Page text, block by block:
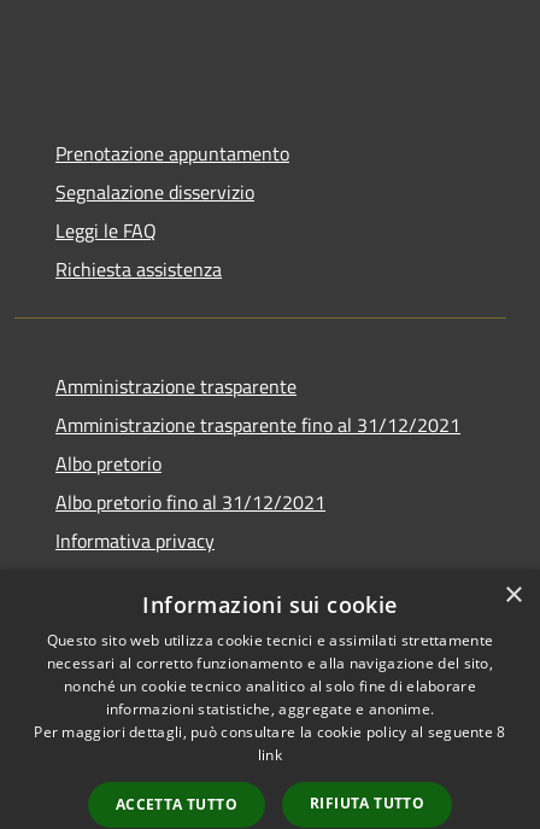
Prenotazione appuntamento
Segnalazione disservizio
Leggi le FAQ
Richiesta assistenza
Amministrazione trasparente
Amministrazione trasparente fino al 31/12/2021
Albo pretorio
Albo pretorio fino al 31/12/2021
Informativa privacy
Dichiarazione di accessibilità
RSS
Copyright © 2026 • Comune di
Municipium•
Accesso
×
Informazioni sui cookie
Questo sito web utilizza cookie tecnici e assimilati strettamente
necessari al corretto funzionamento e alla navigazione del sito,
nonché un cookie tecnico analitico al solo fine di elaborare
informazioni statistiche, aggregate e anonime.
Per maggiori dettagli, può consultare la cookie policy al seguente8
link
ACCETTA TUTTO RIFIUTA TUTTO